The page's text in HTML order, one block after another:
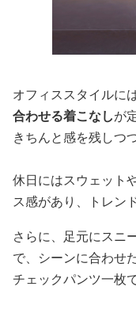
オフィススタイルには
合わせる着こなしが
きちんと感を残しつ
休日にはスウェット
ス感があり、トレン
さらに、足元にスニ
で、シーンに合わせ
チェックパンツ一枚